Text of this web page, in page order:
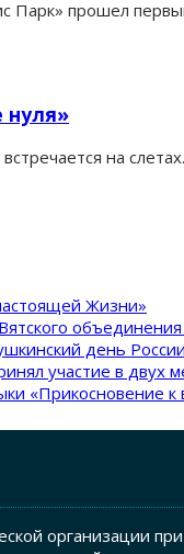
Парк» прошел
на
Жизни»
день России
участие в
«Прикосновение к
организации